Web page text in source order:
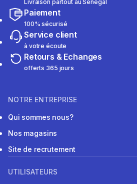
Livraison partout au Sénégal
Paiement
100% sécurisé
Service client
à votre écoute
Retours & Echanges
offerts 365 jours
NOTRE ENTREPRISE
Qui sommes nous?
Nos magasins
Site de recrutement
UTILISATEURS